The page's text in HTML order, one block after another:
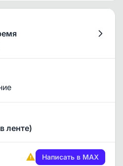
ленте)
Написать в MAX